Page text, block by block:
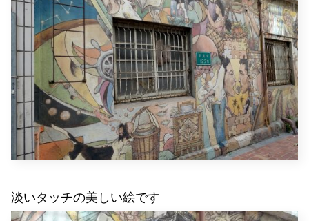
淡いタッチの美しい絵です